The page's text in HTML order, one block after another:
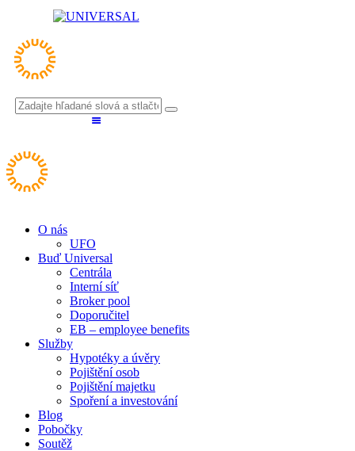
O nás
UFO
Buď Universal
Centrála
Interní síť
Broker pool
Doporučitel
EB – employee benefits
Služby
Hypotéky a úvěry
Pojištění osob
Pojištění majetku
Spoření a investování
Blog
Pobočky
Soutěž